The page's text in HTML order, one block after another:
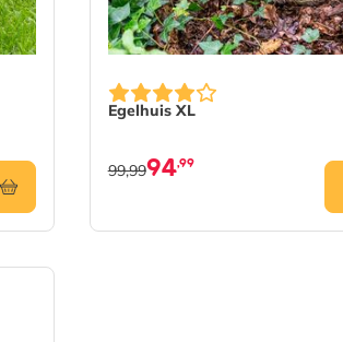
Egelhuis XL
94,99
99,99